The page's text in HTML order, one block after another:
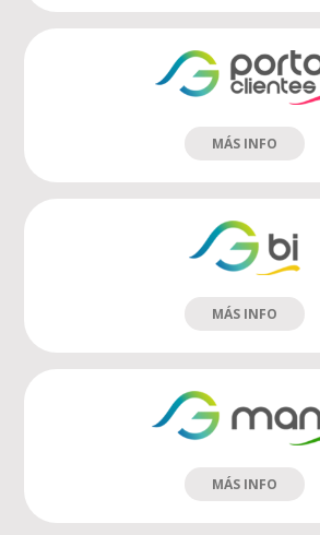
MÁS INFO
MÁS INFO
MÁS INFO